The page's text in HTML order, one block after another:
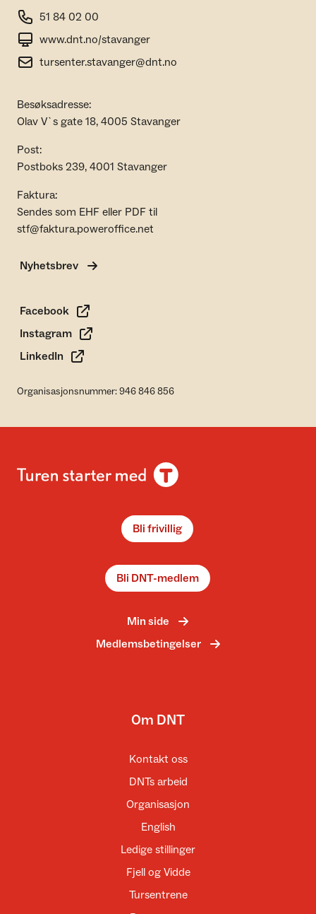
51 84 02 00
www.dnt.no/stavanger
tursenter.stavanger@dnt.no
Besøksadresse:
Olav V`s gate 18, 4005 Stavanger
Post:
Postboks 239, 4001 Stavanger
Faktura:
Sendes som EHF eller PDF til
stf@faktura.poweroffice.net
Nyhetsbrev
Facebook
Instagram
LinkedIn
Organisasjonsnummer: 946 846 856
Bli frivillig
Bli DNT-medlem
Min side
Medlemsbetingelser
Om DNT
Kontakt oss
DNTs arbeid
Organisasjon
English
Ledige stillinger
Fjell og Vidde
Tursentrene